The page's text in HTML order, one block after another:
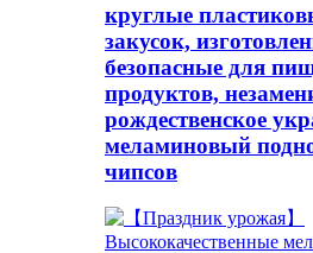
круглые
закусок,
безопасные для
продуктов,
рождественское
меламиновый
чипсов